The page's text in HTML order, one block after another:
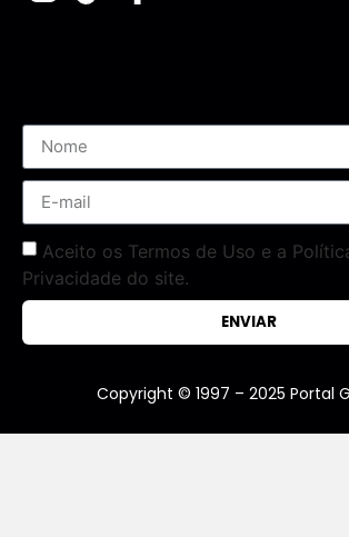
Aceito os Termos de Uso e a
Privacidade do site.
ENVIAR
Copyright © 1997 – 2025 Portal